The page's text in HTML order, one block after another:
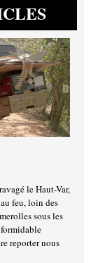
le Haut-Var,
feu, loin des
sous les
reporter nous